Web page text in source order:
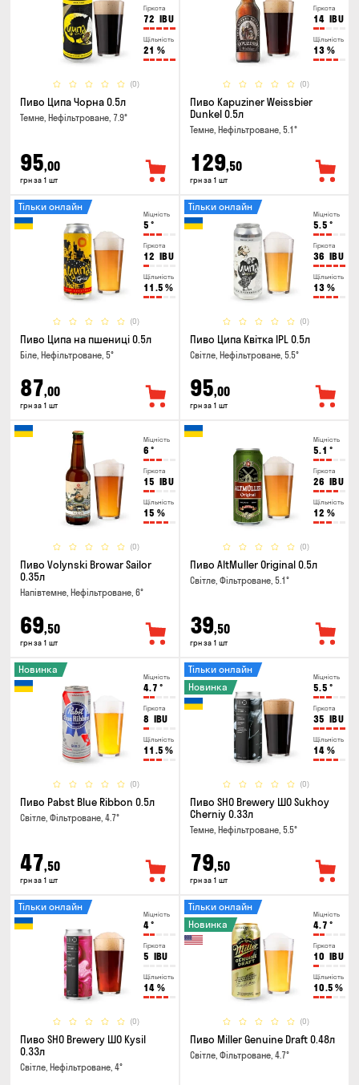
Гіркота
72 IBU
Щільність
21 %
(0)
Пиво Ципа Чорна 0.5л
Темне, Нефільтроване, 7.9°
95,00
грн за 1 шт
Гіркота
14 IBU
Щільність
13 %
(0)
Пиво Kapuziner Weissbier
Dunkel 0.5л
Темне, Нефільтроване, 5.1°
129,50
грн за 1 шт
Міцність
5 °
Гіркота
12 IBU
Щільність
11.5 %
(0)
Тільки онлайн
Пиво Ципа на пшениці 0.5л
Біле, Нефільтроване, 5°
87,00
грн за 1 шт
Міцність
5.5 °
Гіркота
36 IBU
Щільність
13 %
(0)
Тільки онлайн
Пиво Ципа Квітка IPL 0.5л
Світле, Нефільтроване, 5.5°
95,00
грн за 1 шт
Міцність
6 °
Гіркота
15 IBU
Щільність
15 %
(0)
Пиво Volynski Browar Sailor
0.35л
Напівтемне, Нефільтроване, 6°
69,50
грн за 1 шт
Міцність
5.1 °
Гіркота
26 IBU
Щільність
12 %
(0)
Пиво AltMuller Original 0.5л
Світле, Фільтроване, 5.1°
39,50
грн за 1 шт
Міцність
4.7 °
Гіркота
8 IBU
Щільність
11.5 %
(0)
Новинка
Пиво Pabst Blue Ribbon 0.5л
Світле, Фільтроване, 4.7°
47,50
грн за 1 шт
Міцність
5.5 °
Гіркота
35 IBU
Щільність
14 %
(0)
Тільки онлайн
Новинка
Пиво SHO Brewery ШО Sukhoy
Cherniy 0.33л
Темне, Нефільтроване, 5.5°
79,50
грн за 1 шт
Міцність
4°
Гіркота
5 IBU
Щільність
14 %
(0)
Тільки онлайн
Пиво SHO Brewery ШО Kysil
0.33л
Світле, Нефільтроване, 4°
Міцність
4.7 °
Гіркота
10 IBU
Щільність
10.5 %
(0)
Тільки онлайн
Новинка
Пиво Miller Genuine Draft 0.48л
Світле, Фільтроване, 4.7°